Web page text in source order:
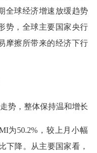
全球经济增速放缓趋势
势，全球主要国家央行
摩擦所带来的经济下行
势，整体保持温和增长
为50.2%，较上月小幅
下降。从主要国家看，